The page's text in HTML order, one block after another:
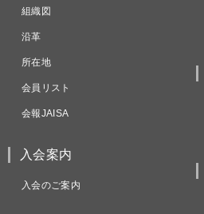
組織図
沿革
所在地
会員リスト
会報JAISA
入会案内
入会のご案内